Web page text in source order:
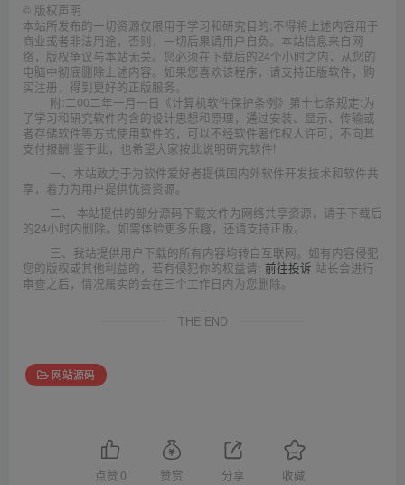
© 版权声明
本站所发布的一切资源仅限用于学习和研究目的;不得将上述内容用于
商业或者非法用途，否则，一切后果请用户自负。本站信息来自网
络，版权争议与本站无关。您必须在下载后的24个小时之内，从您的
电脑中彻底删除上述内容。如果您喜欢该程序，请支持正版软件，购
买注册，得到更好的正版服务。
附:二00二年一月一日《计算机软件保护条例》第十七条规定:为
了学习和研究软件内含的设计思想和原理，通过安装、显示、传输或
者存储软件等方式使用软件的，可以不经软件著作权人许可，不向其
支付报酬!鉴于此，也希望大家按此说明研究软件!
一、本站致力于为软件爱好者提供国内外软件开发技术和软件共
享，着力为用户提供优资资源。
二、 本站提供的部分源码下载文件为网络共享资源，请于下载后
的24小时内删除。如需体验更多乐趣，还请支持正版。
三、我站提供用户下载的所有内容均转自互联网。如有内容侵犯
您的版权或其他利益的，若有侵犯你的权益请: 前往投诉 站长会进行
审查之后，情况属实的会在三个工作日内为您删除。
THE END
网站源码
点赞 0 赞赏 分享 收藏